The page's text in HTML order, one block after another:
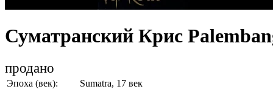
Суматранский Крис
продано
Эпоха (век):
Sumatra, 17 век